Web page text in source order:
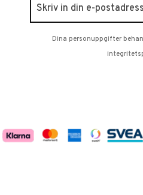
Dina personuppgifter